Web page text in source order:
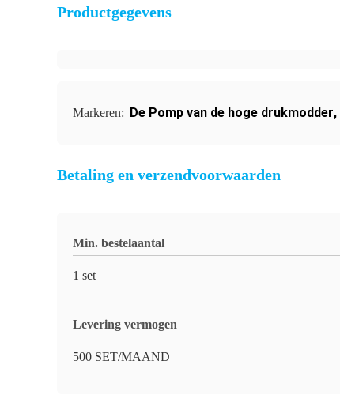
Productgegevens
Markeren: De Pomp van de hoge drukmodder,
Betaling en verzendvoorwaarden
Min. bestelaantal
1 set
Levering vermogen
500 SET/MAAND